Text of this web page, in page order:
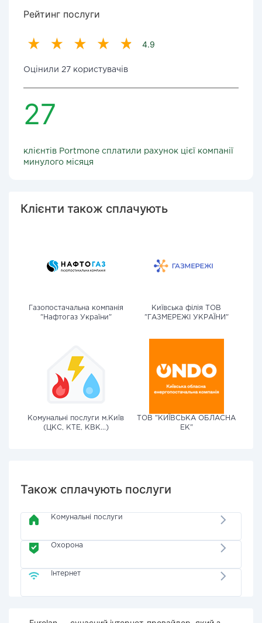
Рейтинг послуги
4.9
Оцінили 27 користувачів
27
клієнтів Portmone сплатили рахунок цієї компанії
минулого місяця
Клієнти також сплачують
Газопостачальна компанія
"Нафтогаз України"
Київська філія ТОВ
"ГАЗМЕРЕЖІ УКРАЇНИ"
Комунальні послуги м.Київ
(ЦКС, КТЕ, КВК...)
ТОВ "КИЇВСЬКА ОБЛАСНА
ЕК"
Також сплачують послуги
Комунальні послуги
Охорона
Інтернет